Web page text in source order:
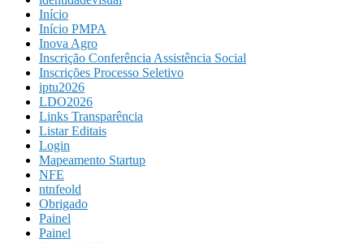
Início
Início PMPA
Inova Agro
Inscrição Conferência Assistência Social
Inscrições Processo Seletivo
iptu2026
LDO2026
Links Transparência
Listar Editais
Login
Mapeamento Startup
NFE
ntnfeold
Obrigado
Painel
Painel